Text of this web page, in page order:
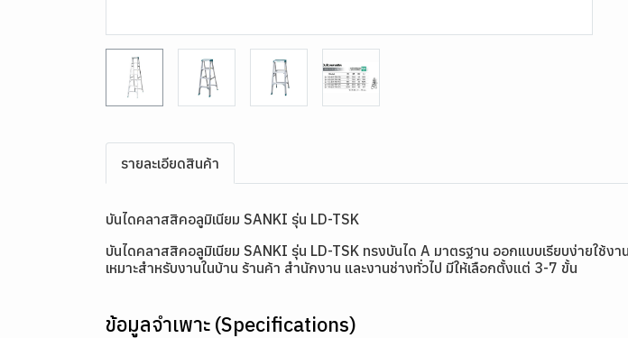
รายละเอียดสินค้า
บันไดคลาสสิคอลูมิเนียม SANKI รุ่น LD-TSK
บันไดคลาสสิคอลูมิเนียม SANKI รุ่น LD-TSK ทรงบันได A มาตรฐาน ออกแบบเรียบง่ายใช้
เหมาะสำหรับงานในบ้าน ร้านค้า สำนักงาน และงานช่างทั่วไป มีให้เลือกตั้งแต่ 3-7 ขั้น
ข้อมูลจำเพาะ (Specifications)